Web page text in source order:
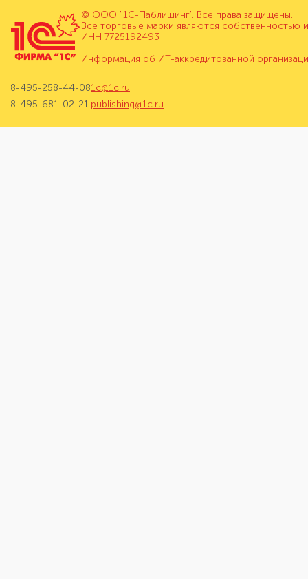
© ООО "1С-Паблишинг". Все права защищены.
Все торговые марки являются собственностью
ИНН 7725192493
Информация об ИТ-аккредитованной
8-495-258-44-08
8-495-681-02-21
1c@1c.ru
publishing@1c.ru